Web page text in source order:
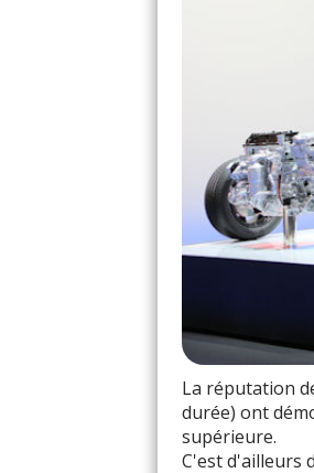
La réputation
durée) ont
supérieure.
C'est d'ailleurs